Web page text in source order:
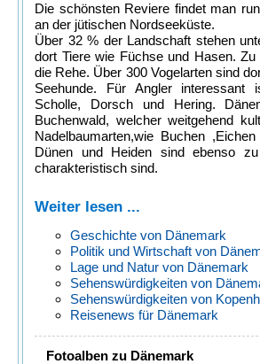
Die schönsten Reviere findet man
an der jütischen Nordseeküste.
Über 32 % der Landschaft stehen
dort Tiere wie Füchse und Hasen.
die Rehe. Über 300 Vogelarten sind
Seehunde. Für Angler
Scholle, Dorsch und Hering.
Buchenwald, welcher weitgehend
Nadelbaumarten,wie Buchen
Dünen und Heiden sind ebenso
charakteristisch sind.
Weiter lesen ...
Geschichte von Dänemark
Politik und Wirtschaft von
Lage und Natur von Dänemark
Sehenswürdigkeiten von
Sehenswürdigkeiten von
Reisenews für Dänemark
Fotoalben zu Dänemark